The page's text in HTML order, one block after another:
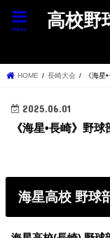
高校野
menu
HOME 長崎大会 《海星
2025.06.01
《海星•長崎》野
海星高校 野球